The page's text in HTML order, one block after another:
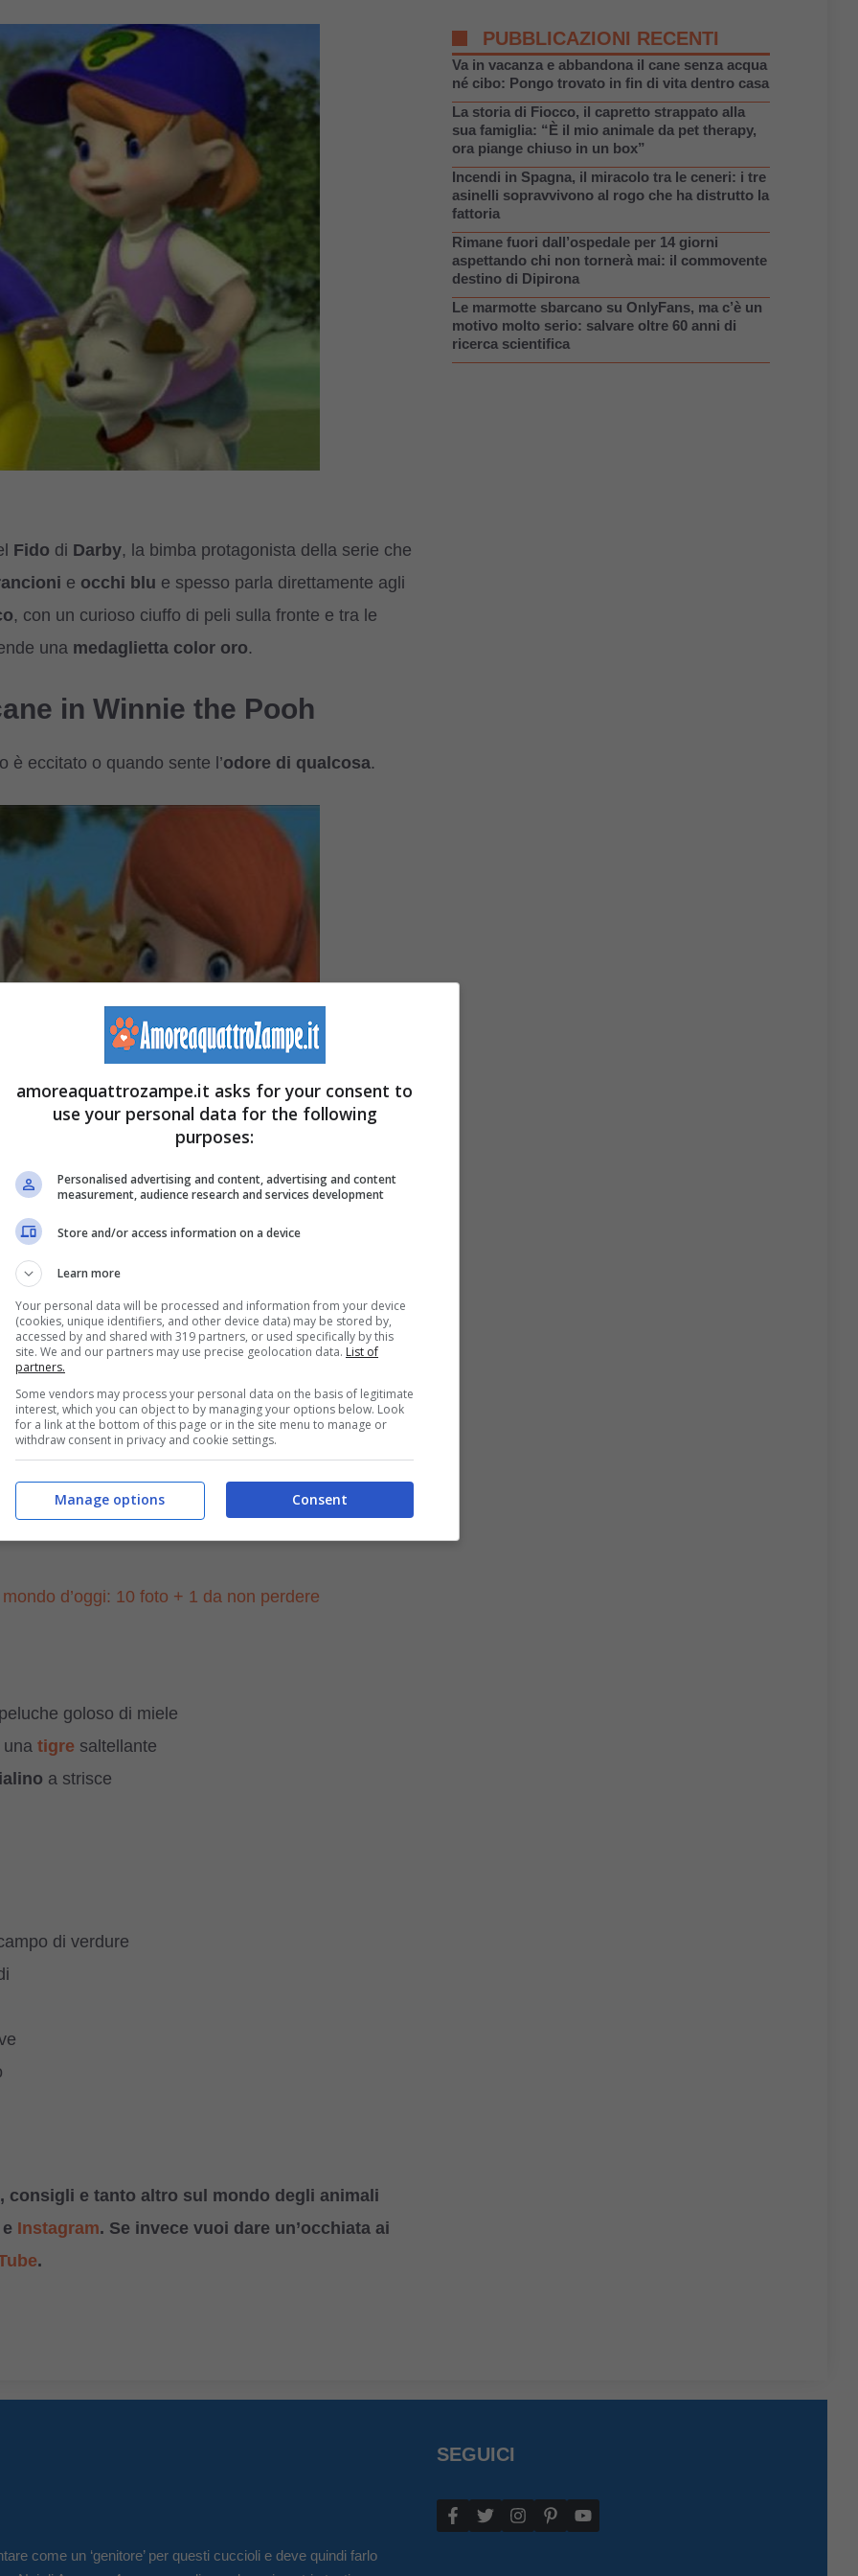
Fido di Darby, la bimba protagonista della serie che
e occhi blu e spesso parla direttamente agli
, con un curioso ciuffo di peli sulla fronte e tra le
una medaglietta color oro.
in Winnie the Pooh
è eccitato o quando sente l’odore di qualcosa.
non appartiene a
,Pooh e Tigger; la Super Sleuths è ungruppo di
che emergono nel
il suofiutoe la suacuriosità. Quando avvia
rivelare ilpunto interrogativo verde
prima foto di questo articolo qui in alto).
lo vediamogiocare
con l’amica umana
d’oggi: 10 foto + 1 da non perdere
goloso di miele
una tigre saltellante
a strisce
di verdure
consigli e tanto altro sul mondo degli animali
e Instagram. Se invece vuoi dare un’occhiata ai
.
PUBBLICAZIONI RECENTI
Va in vacanza e abbandona il cane senza acqua
né cibo: Pongo trovato in fin di vita dentro casa
La storia di Fiocco, il capretto strappato alla
sua famiglia: “È il mio animale da pet therapy,
ora piange chiuso in un box”
Incendi in Spagna, il miracolo tra le ceneri: i tre
asinelli sopravvivono al rogo che ha distrutto la
fattoria
Rimane fuori dall’ospedale per 14 giorni
aspettando chi non tornerà mai: il commovente
destino di Dipirona
Le marmotte sbarcano su OnlyFans, ma c’è un
motivo molto serio: salvare oltre 60 anni di
ricerca scientifica
come un ‘genitore’ per questi cuccioli e deve quindi farlo
SEGUICI
amoreaquattrozampe.it asks for your consent to
use your personal data for the following
purposes:
Personalised advertising and content, advertising and content
measurement, audience research and services development
Store and/or access information on a device
Learn more
Your personal data will be processed and information from your device
(cookies, unique identifiers, and other device data) may be stored by,
accessed by and shared with 319 partners, or used specifically by this
site. We and our partners may use precise geolocation data. List of
partners.
Some vendors may process your personal data on the basis of legitimate
interest, which you can object to by managing your options below. Look
for a link at the bottom of this page or in the site menu to manage or
withdraw consent in privacy and cookie settings.
Consent
Manage options